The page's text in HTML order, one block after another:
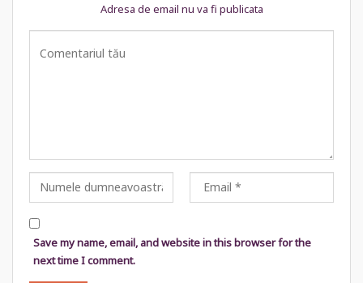
Adresa de email nu va fi publicata
Save my name, email, and website in this browser for the
next time I comment.